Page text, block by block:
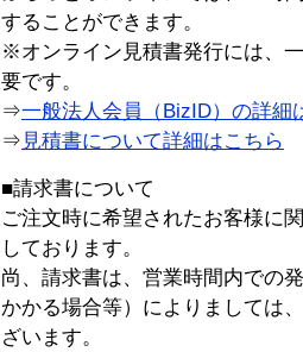
することができます。
※オンライン見積書発行には、
要です。
⇒一般法人会員（BizID）の詳細
⇒ 見積書について詳細はこちら
■請求書について
ご注文時に希望されたお客様に
しております。
尚、請求書は、営業時間内での
かかる場合等）によりましては
ざいます。